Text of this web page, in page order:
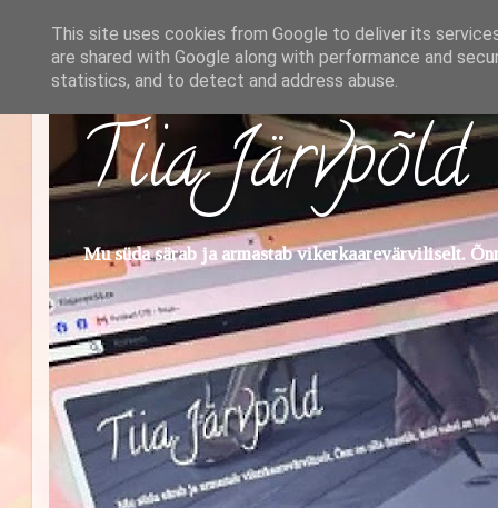
Tiia Järvpõld
Mu süda särab ja armastab vikerkaarevärviliselt.
This site uses cookies from Google to deliver its
are shared with Google along with performance and
statistics, and to detect and address abuse.